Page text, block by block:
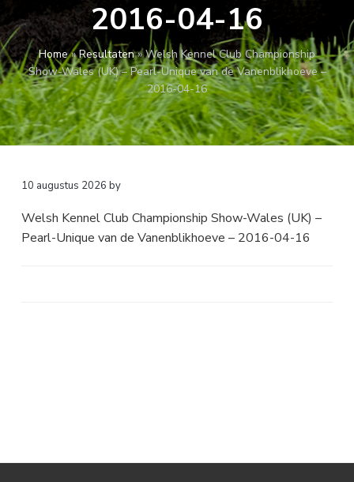
v
i
g
a
t
i
e
u
d
s
t
2016-04-16
Home»Resultaten»Welsh Kennel Club Championship
Show-Wales (UK) – Pearl-Unique van de Vanenblikhoeve –
2016-04-16
10 augustus 2026 by
Welsh Kennel Club Championship Show-Wales (UK) –
Pearl-Unique van de Vanenblikhoeve – 2016-04-16